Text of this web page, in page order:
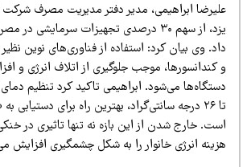
ابراهیمی، مدیر دفتر مدیریت مصرف شرکت
یزد، از سهم ۳۰ درصدی تجهیزات سرمایشی در مصرف
وی بیان کرد: استفاده از فناوری‌های نوین نظیر
کندانسورها، موجب جلوگیری از اتلاف انرژی و افزایش
تا ۲۶ درجه سانتی‌گراد، بهترین راه برای دستیابی به
خارج شدن از این بازه نه تنها تاثیری در خنکی
انرژی خانوار را به شکل چشمگیری افزایش می‌دهد.